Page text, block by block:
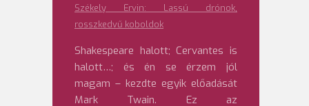
Székely Ervin: Lassú drónok,
rosszkedvű koboldok
Shakespeare halott; Cervantes is
halott…; és én se érzem jól
magam – kezdte egyik előadását
Mark Twain. Ez az